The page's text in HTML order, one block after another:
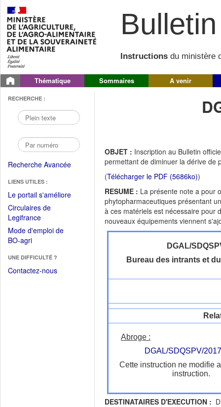
Instructions du ministère
Thématique Sommaires A venir
RECHERCHE :
Recherche Avancée
LIENS UTILES :
Le portail s'améliore(Fichier
Circulaires de
Legifrance(Ouvrir
dans
une
fenêtre)
Mode d'emploi de
BO-agri(Ouvrir
une
nouvelle
UNE DIFFICULTÉ ?
Contactez-nous
OBJET : Inscription au Bulletin
permettant de diminuer la dérive de
(Télécharger le PDF (5686ko))
RESUME : La présente note a pour
phytopharmaceutiques présentant
à ces matériels est nécessaire pour
nouveaux équipements viennent
DGAL/
Bureau des intrants et
Abroge :
DGAL/SDQSPV/
Cette instruction ne modifie
instruction.
DESTINATAIRES D'EXECUTION :